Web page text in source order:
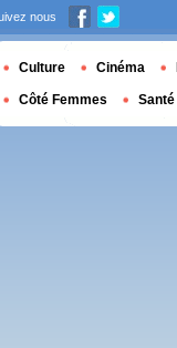
nous
Culture Cinéma
Côté Femmes Santé